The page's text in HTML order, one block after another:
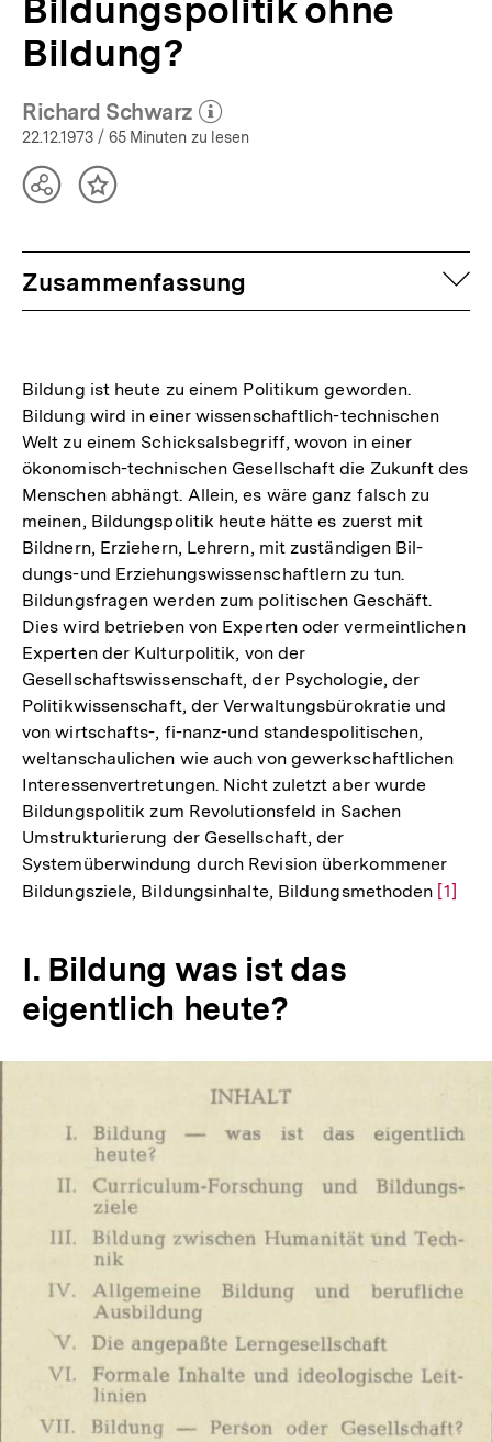
Bildungspolitik ohne
Bildung?
Richard Schwarz
(Mehr zum Autor)
öffnen
22.12.1973 / 65 Minuten zu lesen
TeilenInhalt
Zusammenfassung
Bildung ist heute zu einem Politikum geworden.
Bildung wird in einer wissenschaftlich-technischen
Welt zu einem Schicksalsbegriff, wovon in einer
ökonomisch-technischen Gesellschaft die Zukunft des
Menschen abhängt. Allein, es wäre ganz falsch zu
meinen, Bildungspolitik heute hätte es zuerst mit
Bildnern, Erziehern, Lehrern, mit zuständigen Bil-
dungs-und Erziehungswissenschaftlern zu tun.
Bildungsfragen werden zum politischen Geschäft.
Dies wird betrieben von Experten oder vermeintlichen
Experten der Kulturpolitik, von der
Gesellschaftswissenschaft, der Psychologie, der
Politikwissenschaft, der Verwaltungsbürokratie und
von wirtschafts-, fi-nanz-und standespolitischen,
weltanschaulichen wie auch von gewerkschaftlichen
Interessenvertretungen. Nicht zuletzt aber wurde
Bildungspolitik zum Revolutionsfeld in Sachen
Umstrukturierung der Gesellschaft, der
Systemüberwindung durch Revision überkommener
Bildungsziele, Bildungsinhalte, Bildungsmethoden Zur
[1]
I. Bildung was ist das
eigentlich heute?
Lightbox
öffnen